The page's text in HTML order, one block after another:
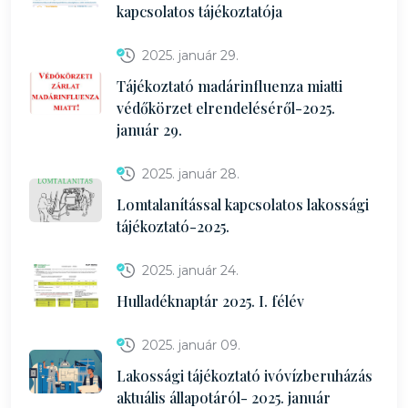
kapcsolatos tájékoztatója
2025. január 29.
Tájékoztató madárinfluenza miatti
védőkörzet elrendeléséről-2025.
január 29.
2025. január 28.
Lomtalanítással kapcsolatos lakossági
tájékoztató-2025.
2025. január 24.
Hulladéknaptár 2025. I. félév
2025. január 09.
Lakossági tájékoztató ivóvízberuházás
aktuális állapotáról- 2025. január